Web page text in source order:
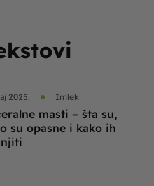
2025. Imlek
masti – šta su,
su opasne i kako ih